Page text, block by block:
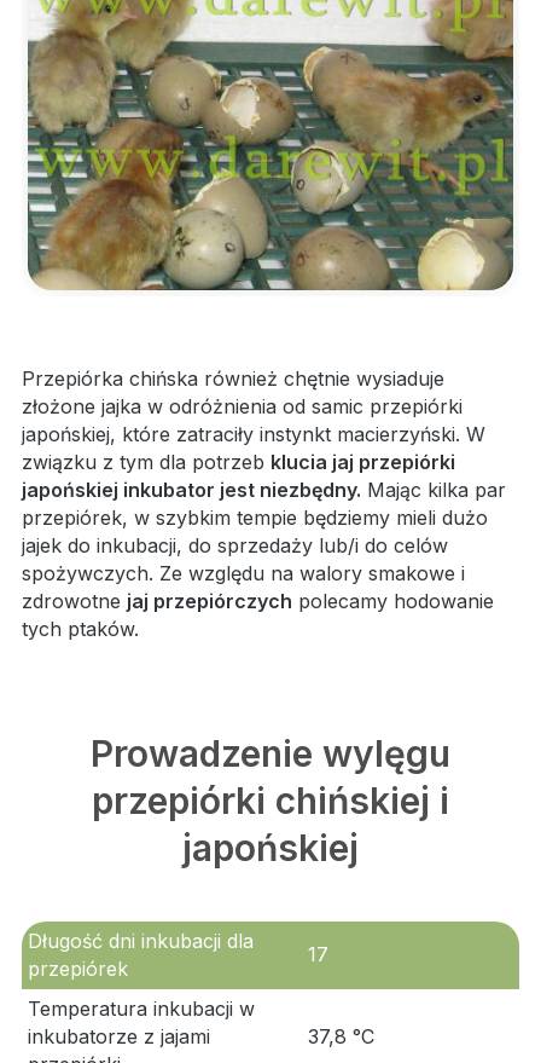
Przepiórka chińska również chętnie wysiaduje
złożone jajka w odróżnienia od samic przepiórki
japońskiej, które zatraciły instynkt macierzyński. W
związku z tym dla potrzeb klucia jaj przepiórki
japońskiej inkubator jest niezbędny. Mając kilka par
przepiórek, w szybkim tempie będziemy mieli dużo
jajek do inkubacji, do sprzedaży lub/i do celów
spożywczych. Ze względu na walory smakowe i
zdrowotne jaj przepiórczych polecamy hodowanie
tych ptaków.
Prowadzenie wylęgu
przepiórki chińskiej i
japońskiej
Długość dni inkubacji dla
przepiórek
17
Temperatura inkubacji w
inkubatorze z jajami
37,8 °C